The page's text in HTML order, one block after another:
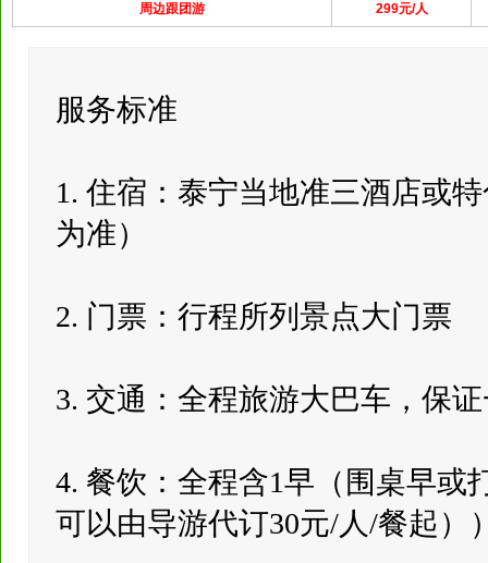
周边跟团游 299元/人
服务标准
1. 住宿：泰宁当地准三酒店或
为准）
2. 门票：行程所列景点大门票
3. 交通：全程旅游大巴车，保
4. 餐饮：全程含1早（围桌早或
可以由导游代订30元/人/餐起）